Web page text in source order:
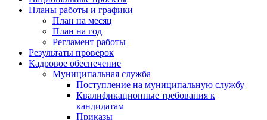
Планы работы и графики
План на месяц
План на год
Регламент работы
Результаты проверок
Кадровое обеспечение
Муниципальная служба
Поступление на муниципальную службу
Квалификационные требования к
кандидатам
Приказы